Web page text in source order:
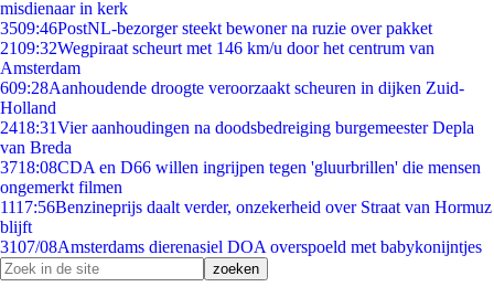
misdienaar in kerk
3509:46PostNL-bezorger steekt bewoner na ruzie over pakket
2109:32Wegpiraat scheurt met 146 km/u door het centrum van
Amsterdam
609:28Aanhoudende droogte veroorzaakt scheuren in dijken Zuid-
Holland
2418:31Vier aanhoudingen na doodsbedreiging burgemeester Depla
van Breda
3718:08CDA en D66 willen ingrijpen tegen 'gluurbrillen' die mensen
ongemerkt filmen
1117:56Benzineprijs daalt verder, onzekerheid over Straat van Hormuz
blijft
3107/08Amsterdams dierenasiel DOA overspoeld met babykonijntjes